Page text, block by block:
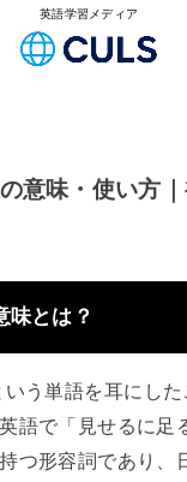
英語学習メディア
意味・使い方
とは？
いう単語を耳にし
語で「見せるに足
つ形容詞であり、